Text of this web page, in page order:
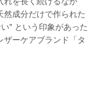
成分だけで作られた
" という印象があった
ーケアブランド「タ